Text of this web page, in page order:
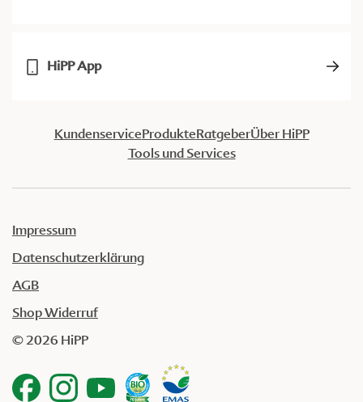
HiPP App
KundenserviceProdukteRatgeberÜber HiPP
Tools und Services
Impressum
Datenschutzerklärung
AGB
Shop Widerruf
© 2026 HiPP